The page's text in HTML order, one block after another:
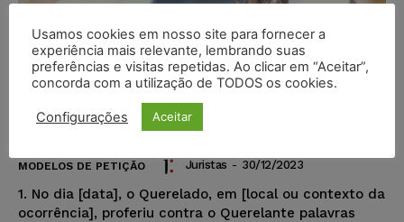
Modelo – Queixa-Crime – Injúria
MODELOS DE PETIÇÃO Juristas - 30/12/2023
1. No dia [data], o Querelado, em [local ou contexto da
ocorrência], proferiu contra o Querelante palavras
Usamos cookies em nosso site para fornecer a
experiência mais relevante, lembrando suas
preferências e visitas repetidas. Ao clicar em “Aceitar”,
concorda com a utilização de TODOS os cookies.
Configurações Aceitar